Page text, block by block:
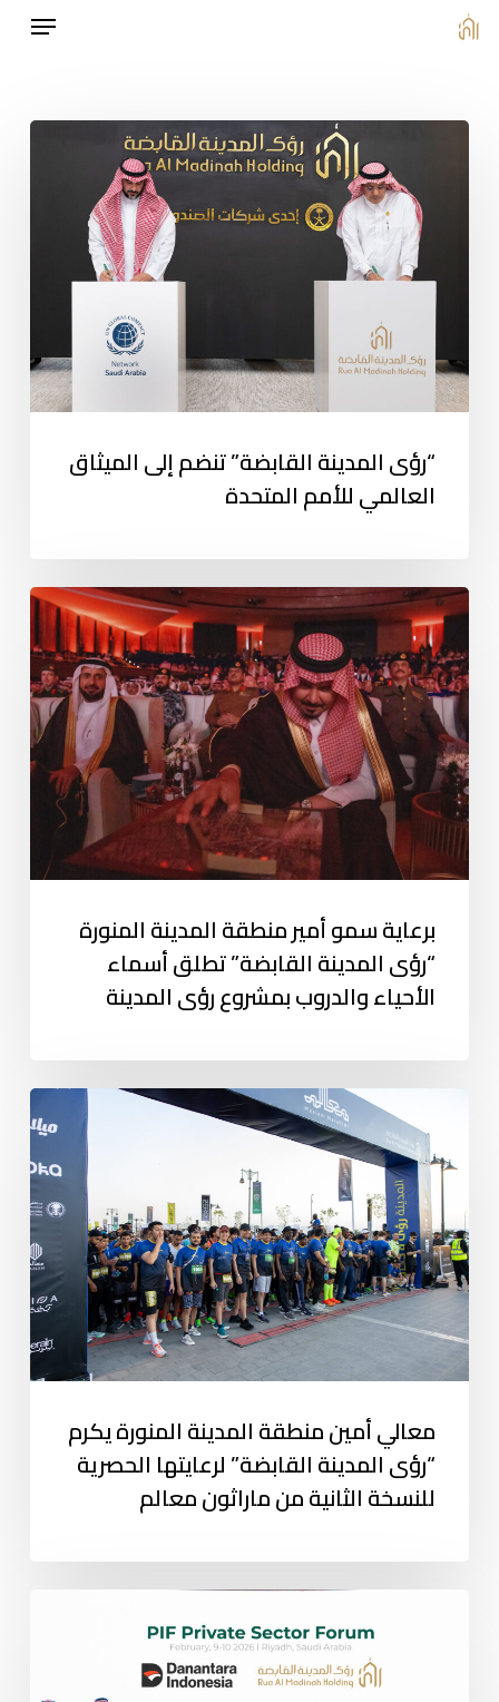
Skip
content
Menu
“رؤى المدينة القابضة” تنضم إلى الميثاق
العالمي للأمم المتحدة
برعاية سمو أمير منطقة المدينة المنورة
“رؤى المدينة القابضة” تطلق أسماء
الأحياء والدروب بمشروع رؤى المدينة
معالي أمين منطقة المدينة المنورة يكرم
“رؤى المدينة القابضة” لرعايتها الحصرية
للنسخة الثانية من ماراثون معالم